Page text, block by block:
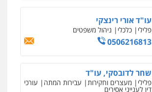
פלילי צווארון לבן תעבורה אסירים מעצרים
0506277425
עו"ד מאור שגב
פלילי פשיעה חמורה מעצרים וחקירות
0546680127